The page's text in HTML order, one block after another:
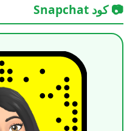
📷 كود Snapchat